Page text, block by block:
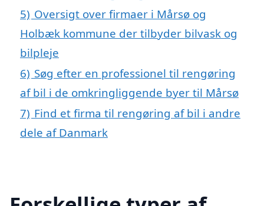
5) Oversigt over firmaer i Mårsø og
Holbæk kommune der tilbyder bilvask og
bilpleje
6) Søg efter en professionel til rengøring
af bil i de omkringliggende byer til Mårsø
7) Find et firma til rengøring af bil i andre
dele af Danmark